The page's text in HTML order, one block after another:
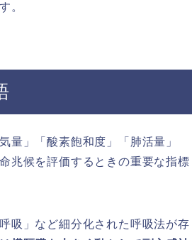
。
量」「酸素飽和度」「肺活量」
兆候を評価するときの重要な指標
吸」など細分化された呼吸法が存